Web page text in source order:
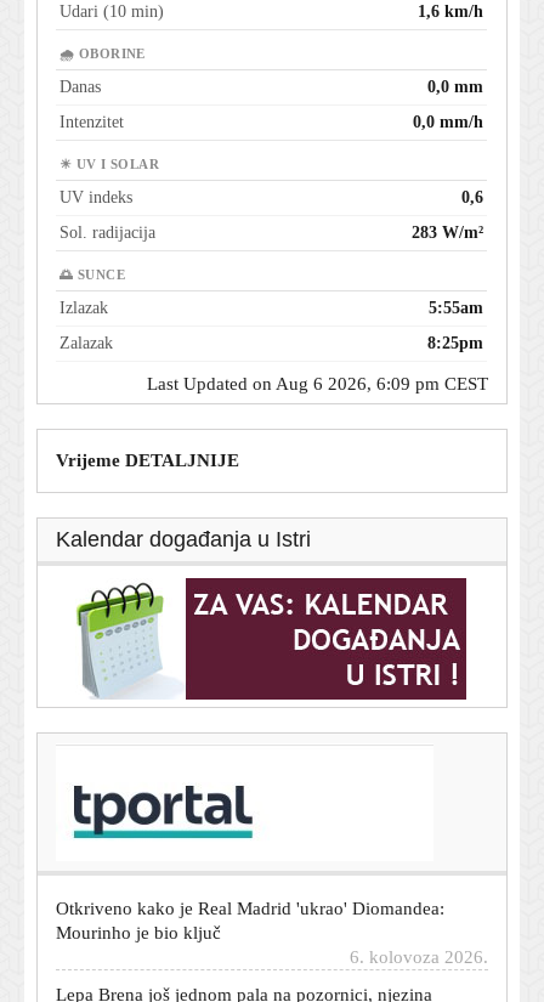
Udari (10 min)
1,6 km/h
🌧 OBORINE
Danas
0,0 mm
Intenzitet
0,0 mm/h
☀ UV I SOLAR
UV indeks
0,6
Sol. radijacija
283 W/m²
🌅 SUNCE
Izlazak
5:55am
Zalazak
8:25pm
Last Updated on Aug 6 2026, 6:09 pm CEST
Vrijeme DETALJNIJE
Kalendar događanja u Istri
Hrvatska se prži na 40 stupnjeva: Izdržite još malo, stiže
promjena
Mourinho je bio ključ